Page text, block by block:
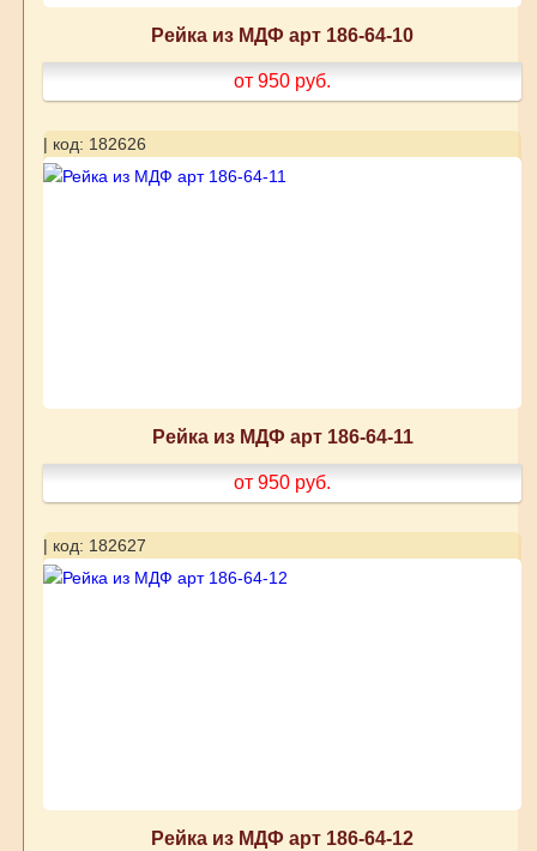
Рейка из МДФ арт 186-64-10
от 950 руб.
| код: 182626
Рейка из МДФ арт 186-64-11
от 950 руб.
| код: 182627
Рейка из МДФ арт 186-64-12